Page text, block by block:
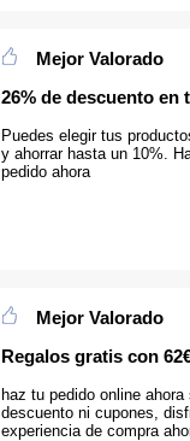
Mejor Valorado
26% de descuento en
Puedes elegir tus
y ahorrar hasta un 10%.
pedido ahora
Mejor Valorado
Regalos gratis con
haz tu pedido online
descuento ni cupones,
experiencia de compra